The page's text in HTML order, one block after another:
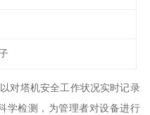
对塔机安全工作状况实时记录
学检测，为管理者对设备进行